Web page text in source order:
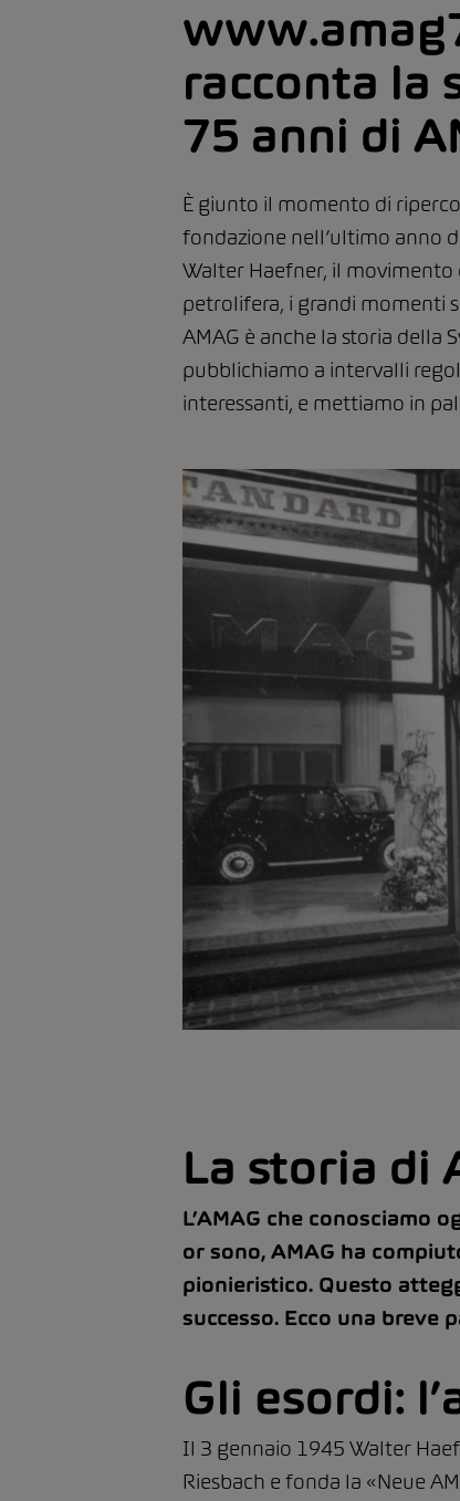
racconta la
75 anni di
È giunto il momento di
fondazione nell’ultimo anno
Walter Haefner, il movimento
petrolifera, i grandi momenti
AMAG è anche la storia della
pubblichiamo a intervalli
interessanti, e mettiamo in
La storia di
L’AMAG che conosciamo
or sono, AMAG ha
pionieristico. Questo
successo. Ecco una breve
Gli esordi:
Il 3 gennaio 1945 Walter
Riesbach e fonda la «Neue